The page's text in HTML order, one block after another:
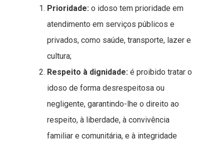
Prioridade: o idoso tem prioridade em
atendimento em serviços públicos e
privados, como saúde, transporte, lazer e
cultura;
Respeito à dignidade: é proibido tratar o
idoso de forma desrespeitosa ou
negligente, garantindo-lhe o direito ao
respeito, à liberdade, à convivência
familiar e comunitária, e à integridade